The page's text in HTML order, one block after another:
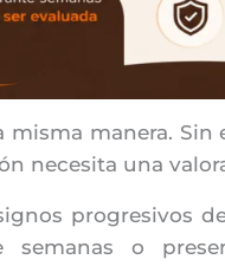
manera.
necesita una
progresivos
semanas o